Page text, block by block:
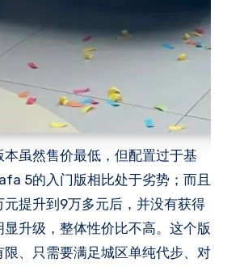
本虽然售价最低，但配置过于基
5的入门版相比处于劣势；而且
元提升到9万多元后，并没有获得
升级，整体性价比不高。这个版
、只需要满足城区单纯代步、对